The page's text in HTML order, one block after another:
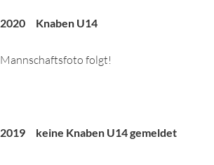
2020 Knaben U14
Mannschaftsfoto folgt!
2019 keine Knaben U14 gemeldet